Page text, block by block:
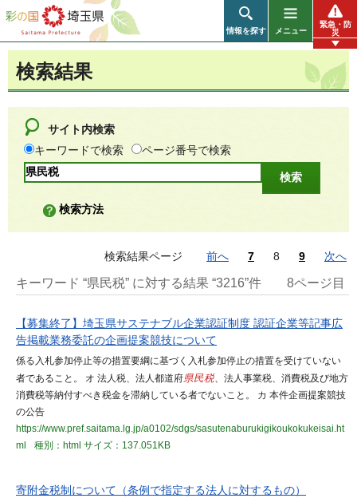
彩の国 埼玉県
情報を探す メニュー
緊急・防
災
検索結果
サイト内検索
キーワードで検索
ページ番号で検索
検索方法
検索結果ページ 前へ 7 8 9 次へ
キーワード “県民税” に対する結果 “3216”件 8ページ目
【募集終了】埼玉県サステナブル企業認証制度 認証企業等記事広
告掲載業務委託の企画提案競技について
係る入札参加停止等の措置要綱に基づく入札参加停止の措置を受けていない
者であること。 オ 法人税、法人都道府県民税、法人事業税、消費税及び地方
消費税等納付すべき税金を滞納している者でないこと。 カ 本件企画提案競技
の公告
https://www.pref.saitama.lg.jp/a0102/sdgs/sasutenaburukigikoukokukeisai.ht
ml
種別：html サイズ：137.051KB
寄附金税制について（条例で指定する法人に対するもの）